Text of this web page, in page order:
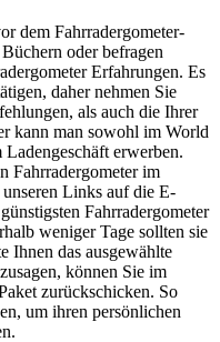
dem Fahrradergometer-
oder befragen
Erfahrungen. Es
daher nehmen Sie
als auch die Ihrer
kann man sowohl im World
erwerben.
Fahrradergometer im
Links auf die E-
Fahrradergometer
weniger Tage sollten sie
Ihnen das ausgewählte
können Sie im
zurückschicken. So
um ihren persönlichen